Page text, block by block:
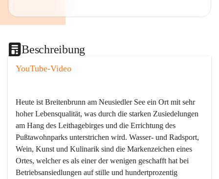
Beschreibung
YouTube-Video
Heute ist Breitenbrunn am Neusiedler See ein Ort mit sehr
hoher Lebensqualität, was durch die starken Zusiedelungen
am Hang des Leithagebirges und die Errichtung des
Pußtawohnparks unterstrichen wird. Wasser- und Radsport,
Wein, Kunst und Kulinarik sind die Markenzeichen eines
Ortes, welcher es als einer der wenigen geschafft hat bei
Betriebsansiedlungen auf stille und hundertprozentig